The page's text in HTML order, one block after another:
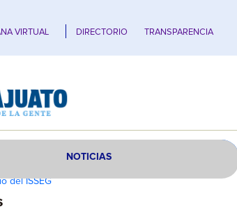
VIRTUAL DIRECTORIO TRANSPARENCIA
NOTICIAS
del ISSEG